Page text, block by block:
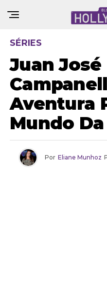
SÉRIES
Juan José
Aventura
Mundo
Por Eliane Munhoz